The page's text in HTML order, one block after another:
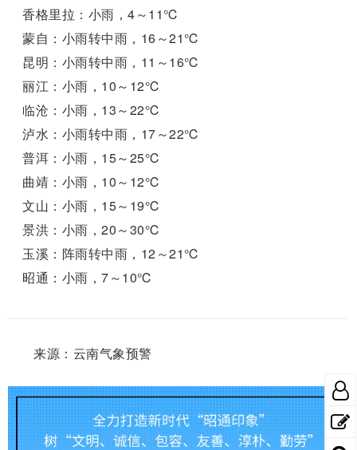
香格里拉：小雨，4～11℃
蒙自：小雨转中雨，16～21℃
昆明：小雨转中雨，11～16℃
丽江：小雨，10～12℃
临沧：小雨，13～22℃
泸水：小雨转中雨，17～22℃
普洱：小雨，15～25℃
曲靖：小雨，10～12℃
文山：小雨，15～19℃
景洪：小雨，20～30℃
玉溪：阵雨转中雨，12～21℃
昭通：小雨，7～10℃
来源：云南气象预警